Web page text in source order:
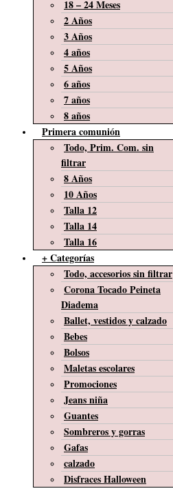
18 – 24 Meses
2 Años
3 Años
4 años
5 Años
6 años
7 años
8 años
Primera comunión
Todo, Prim. Com. sin
filtrar
8 Años
10 Años
Talla 12
Talla 14
Talla 16
+ Categorías
Todo, accesorios sin filtrar
Corona Tocado Peineta
Diadema
Ballet, vestidos y calzado
Bebes
Bolsos
Maletas escolares
Promociones
Jeans niña
Guantes
Sombreros y gorras
Gafas
calzado
Disfraces Halloween